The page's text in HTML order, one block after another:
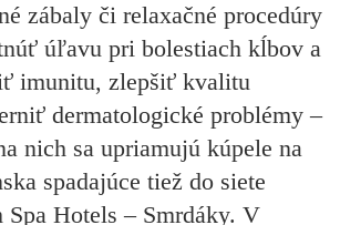
zábaly či relaxačné procedúry
úľavu pri bolestiach kĺbov a
imunitu, zlepšiť kvalitu
dermatologické problémy –
nich sa upriamujú kúpele na
spadajúce tiež do siete
Spa Hotels – Smrdáky. V